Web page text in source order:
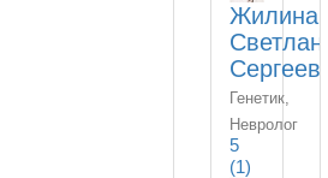
Жилина
Светлана
Генетик,
Невролог
5
(1)